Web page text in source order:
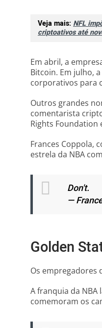
Veja mais: NFL
criptoativos até
Em abril, a
Bitcoin. Em julho,
corporativos para
Outros grandes
comentarista
Rights Foundation
Frances Coppola,
estrela da NBA
Don't.
—
Golden
Os empregadores
A franquia da
comemoram os